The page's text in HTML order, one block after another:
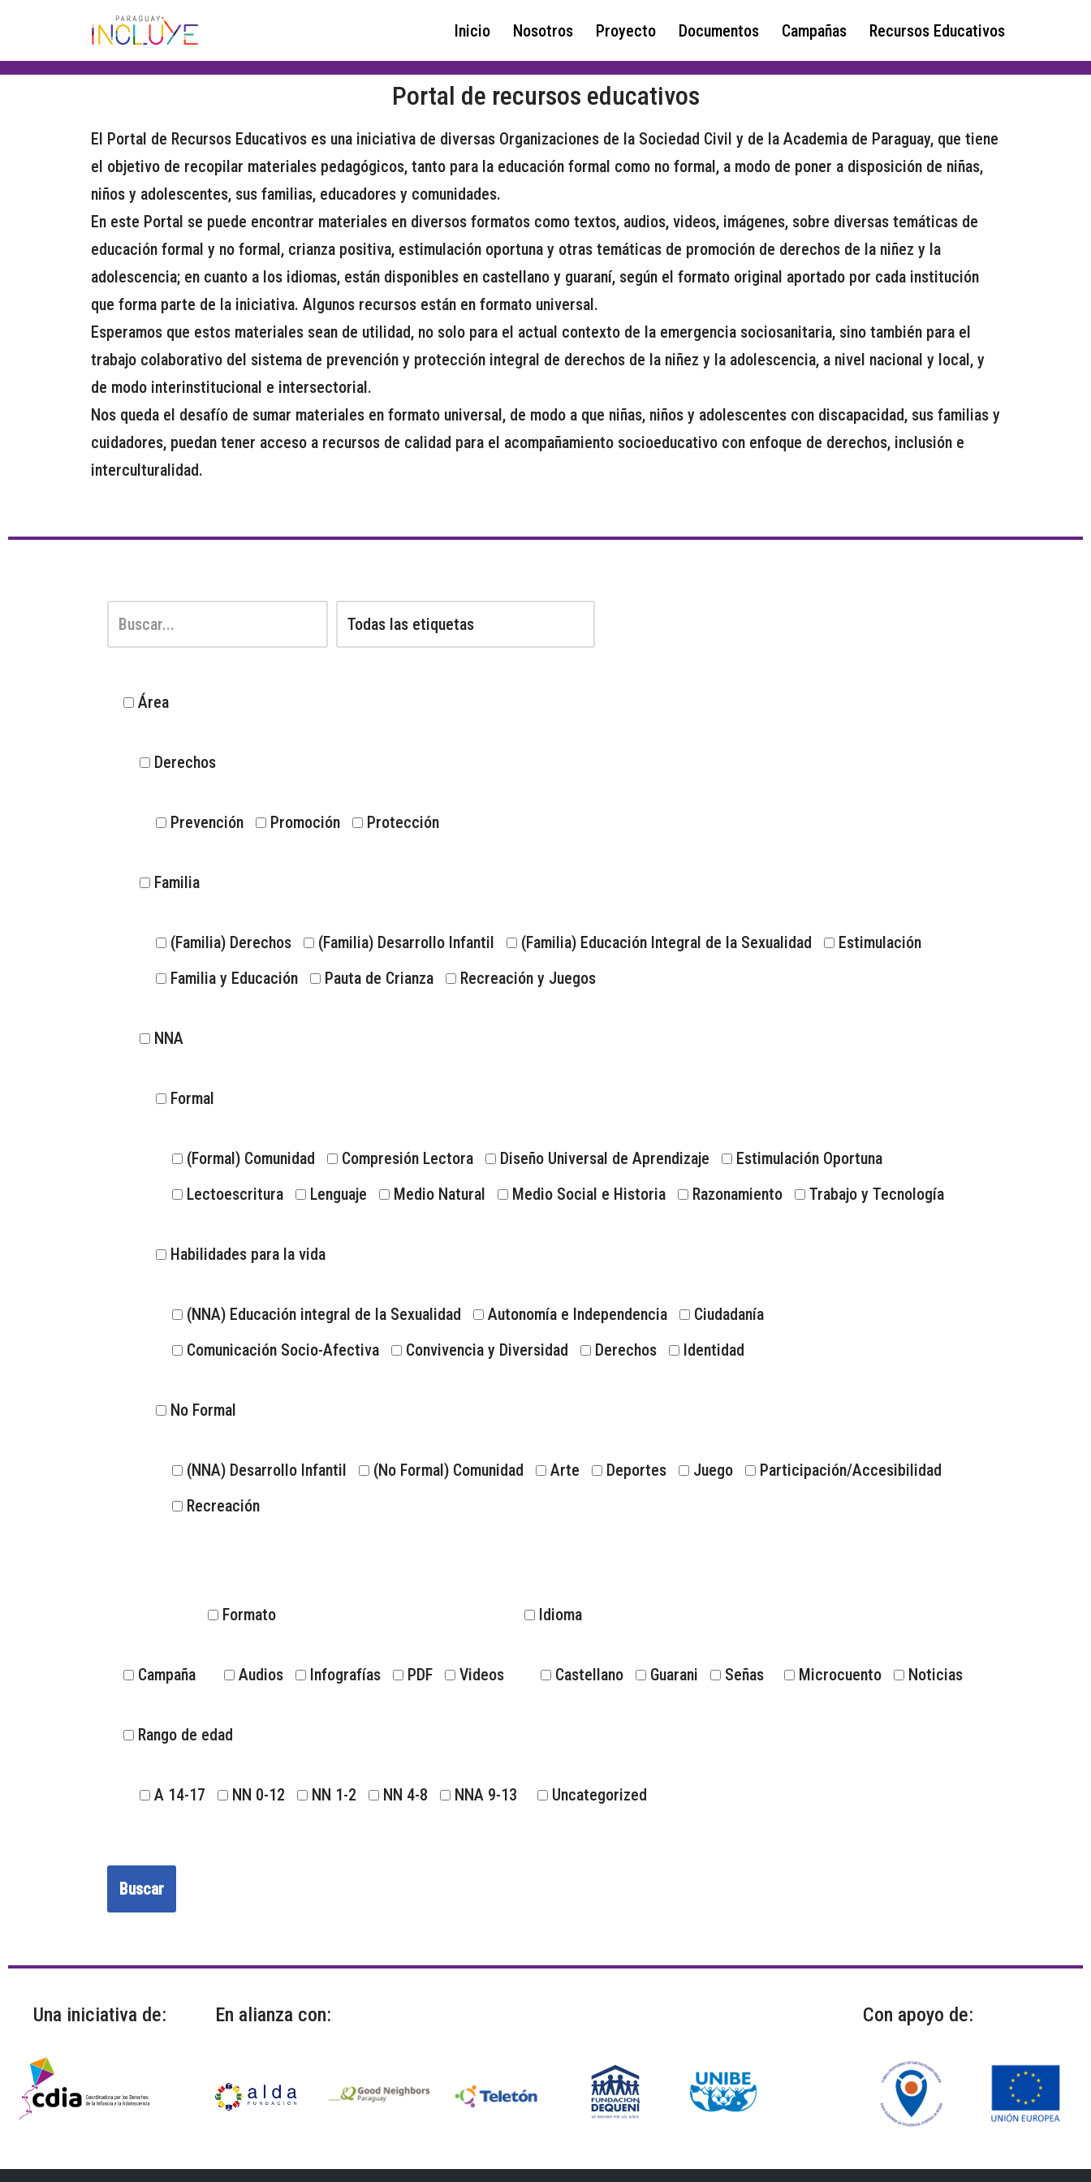
al
Inicio Nosotros Proyecto Documentos Campañas Recursos Educativos
Portal de recursos educativos
El Portal de Recursos Educativos es una iniciativa de diversas Organizaciones de la Sociedad Civil y de la Academia de Paraguay, que tiene
el objetivo de recopilar materiales pedagógicos, tanto para la educación formal como no formal, a modo de poner a disposición de niñas,
niños y adolescentes, sus familias, educadores y comunidades.
En este Portal se puede encontrar materiales en diversos formatos como textos, audios, videos, imágenes, sobre diversas temáticas de
educación formal y no formal, crianza positiva, estimulación oportuna y otras temáticas de promoción de derechos de la niñez y la
adolescencia; en cuanto a los idiomas, están disponibles en castellano y guaraní, según el formato original aportado por cada institución
que forma parte de la iniciativa. Algunos recursos están en formato universal.
Esperamos que estos materiales sean de utilidad, no solo para el actual contexto de la emergencia sociosanitaria, sino también para el
trabajo colaborativo del sistema de prevención y protección integral de derechos de la niñez y la adolescencia, a nivel nacional y local, y
de modo interinstitucional e intersectorial.
Nos queda el desafío de sumar materiales en formato universal, de modo a que niñas, niños y adolescentes con discapacidad, sus familias y
cuidadores, puedan tener acceso a recursos de calidad para el acompañamiento socioeducativo con enfoque de derechos, inclusión e
interculturalidad.
Área
Derechos
Prevención Promoción Protección
Familia
(Familia) Derechos (Familia) Desarrollo Infantil (Familia) Educación Integral de la Sexualidad
Estimulación
Familia y Educación
Pauta de Crianza Recreación y Juegos
NNA
Formal
(Formal) Comunidad Compresión Lectora Diseño Universal de Aprendizaje
Estimulación Oportuna
Lectoescritura
Lenguaje Medio Natural Medio Social e Historia Razonamiento Trabajo y Tecnología
Habilidades para la vida
(NNA) Educación integral de la Sexualidad Autonomía e Independencia
Ciudadanía
Comunicación Socio-Afectiva
Convivencia y Diversidad Derechos Identidad
No Formal
(NNA) Desarrollo Infantil (No Formal) Comunidad Arte Deportes Juego
Participación/Accesibilidad
Recreación
Campaña
Formato
Audios Infografías PDF Videos
Idioma
Castellano Guarani Señas Microcuento Noticias
Rango de edad
A 14-17 NN 0-12 NN 1-2 NN 4-8 NNA 9-13 Uncategorized
Una iniciativa de: En alianza con: Con apoyo de: